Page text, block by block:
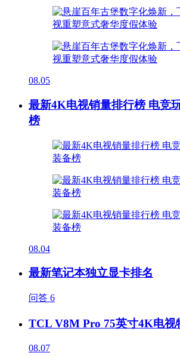
08.05
最新4K电视销量排行榜 电竞
榜
08.04
最新笔记本独立显卡排名
问答 6
TCL V8M Pro 75英寸4K电视
08.07